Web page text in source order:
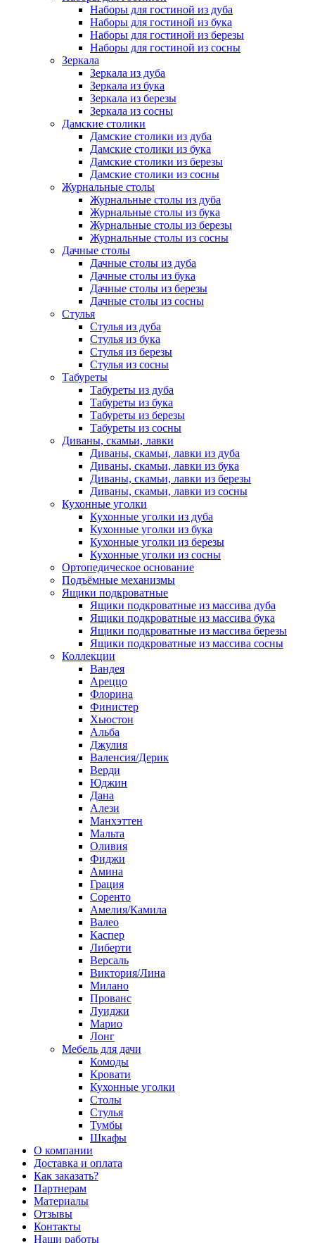
Наборы для гостиной из дуба
Наборы для гостиной из бука
Наборы для гостиной из березы
Наборы для гостиной из сосны
Зеркала
Зеркала из дуба
Зеркала из бука
Зеркала из березы
Зеркала из сосны
Дамские столики
Дамские столики из дуба
Дамские столики из бука
Дамские столики из березы
Дамские столики из сосны
Журнальные столы
Журнальные столы из дуба
Журнальные столы из бука
Журнальные столы из березы
Журнальные столы из сосны
Дачные столы
Дачные столы из дуба
Дачные столы из бука
Дачные столы из березы
Дачные столы из сосны
Стулья
Стулья из дуба
Стулья из бука
Стулья из березы
Стулья из сосны
Табуреты
Табуреты из дуба
Табуреты из бука
Табуреты из березы
Табуреты из сосны
Диваны, скамьи, лавки
Диваны, скамьи, лавки из дуба
Диваны, скамьи, лавки из бука
Диваны, скамьи, лавки из березы
Диваны, скамьи, лавки из сосны
Кухонные уголки
Кухонные уголки из дуба
Кухонные уголки из бука
Кухонные уголки из березы
Кухонные уголки из сосны
Ортопедическое основание
Подъёмные механизмы
Ящики подкроватные
Ящики подкроватные из массива дуба
Ящики подкроватные из массива бука
Ящики подкроватные из массива березы
Ящики подкроватные из массива сосны
Коллекции
Вандея
Ареццо
Флорина
Финистер
Хьюстон
Альба
Джулия
Валенсия/Дерик
Верди
Юджин
Дана
Алези
Манхэттен
Мальта
Оливия
Фиджи
Амина
Грация
Соренто
Амелия/Камила
Валео
Каспер
Либерти
Версаль
Виктория/Лина
Милано
Прованс
Луиджи
Марио
Лонг
Мебель для дачи
Комоды
Кровати
Кухонные уголки
Столы
Стулья
Тумбы
Шкафы
О компании
Доставка и оплата
Как заказать?
Партнерам
Материалы
Отзывы
Контакты
Наши работы